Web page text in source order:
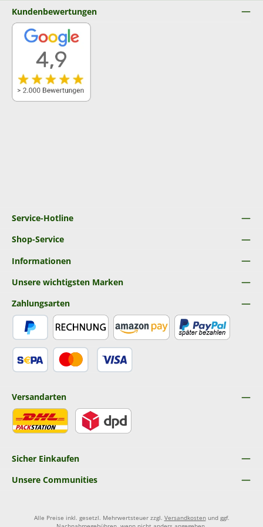
Service-Hotline
Shop-Service
Informationen
Unsere wichtigsten Marken
Sicher Einkaufen
Kundenbewertungen
Unsere Communities
Zahlungsarten
Versandarten
Alle Preise inkl. gesetzl. Mehrwertsteuer zzgl. Versandkostenund ggf.